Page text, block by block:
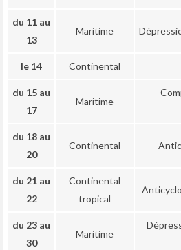
du 11 au
13
Maritime
le 14 Continental
du 15 au
17
Maritime
du 18 au
20
Continental
du 21 au
22
Continental
tropical
du 23 au
30
Maritime